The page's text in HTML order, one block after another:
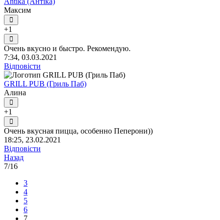
Максим
+1
Очень вкусно и быстро. Рекомендую.
7:34, 03.03.2021
Відповісти
GRILL PUB (Гриль Паб)
Алина
+1
Очень вкусная пицца, особенно Пеперони))
18:25, 23.02.2021
Відповісти
Назад
7/16
3
4
5
6
7